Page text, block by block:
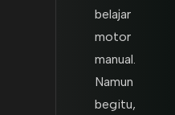
belajar
motor
manual.
Namun
begitu,